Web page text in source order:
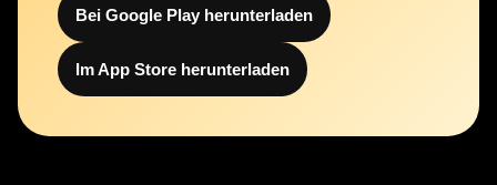
Bei Google Play herunterladen
Im App Store herunterladen